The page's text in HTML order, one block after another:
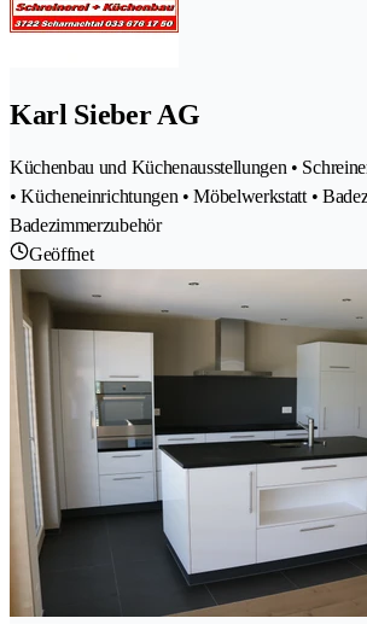
Karl Sieber AG
Küchenbau und Küchenausstellungen •
• Kücheneinrichtungen • Möbelwerkstatt •
Badezimmerzubehör
Geöffnet